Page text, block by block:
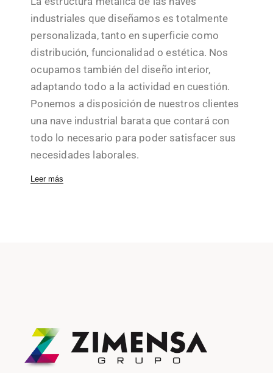
industriales que diseñamos es totalmente
personalizada, tanto en superficie como
distribución, funcionalidad o estética. Nos
ocupamos también del diseño interior,
adaptando todo a la actividad en cuestión.
Ponemos a disposición de nuestros clientes
una nave industrial barata que contará con
todo lo necesario para poder satisfacer sus
necesidades laborales.
Leer más